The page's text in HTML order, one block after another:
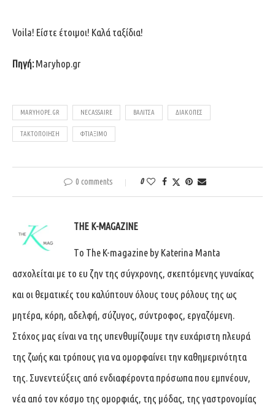
Voila! Είστε έτοιμοι! Καλά ταξίδια!
Πηγή: Maryhop.gr
MARYHOPE.GR NECASSAIRE ΒΑΛΊΤΣΑ ΔΙΑΚΟΠΈΣ
ΤΑΚΤΟΠΟΊΗΣΗ ΦΤΙΆΞΙΜΟ
0 comments 0
THE K-MAGAZINE
Tο The K-magazine by Katerina Manta
ασχολείται με το ευ ζην της σύγχρονης, σκεπτόμενης γυναίκας
και οι θεματικές του καλύπτουν όλους τους ρόλους της ως
μητέρα, κόρη, αδελφή, σύζυγος, σύντροφος, εργαζόμενη.
Στόχος μας είναι να της υπενθυμίζουμε την ευχάριστη πλευρά
της ζωής και τρόπους για να ομορφαίνει την καθημερινότητα
της. Συνεντεύξεις από ενδιαφέροντα πρόσωπα που εμπνέουν,
νέα από τον κόσμο της ομορφιάς, της μόδας, της γαστρονομίας